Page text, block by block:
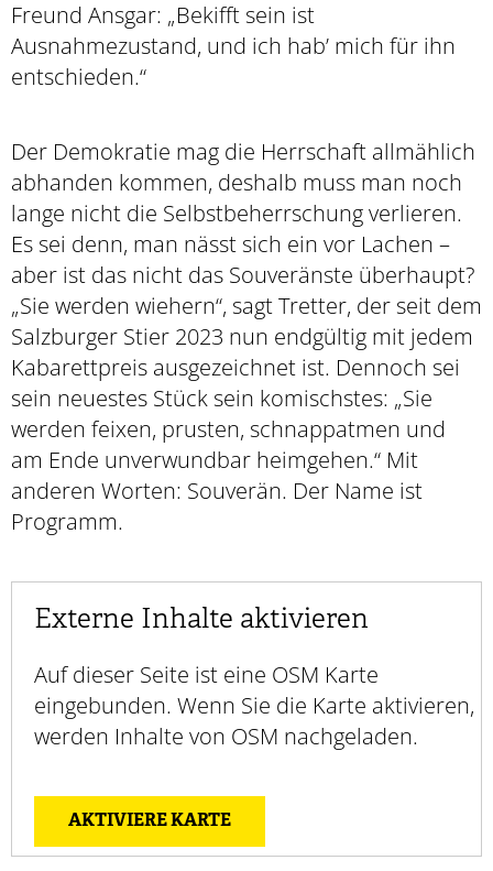
Freund Ansgar: „Bekifft sein ist
Ausnahmezustand, und ich hab’ mich für ihn
entschieden.“
Der Demokratie mag die Herrschaft allmählich
abhanden kommen, deshalb muss man noch
lange nicht die Selbstbeherrschung verlieren.
Es sei denn, man nässt sich ein vor Lachen –
aber ist das nicht das Souveränste überhaupt?
„Sie werden wiehern“, sagt Tretter, der seit dem
Salzburger Stier 2023 nun endgültig mit jedem
Kabarettpreis ausgezeichnet ist. Dennoch sei
sein neuestes Stück sein komischstes: „Sie
werden feixen, prusten, schnappatmen und
am Ende unverwundbar heimgehen.“ Mit
anderen Worten: Souverän. Der Name ist
Programm.
Externe Inhalte aktivieren
Auf dieser Seite ist eine OSM Karte
eingebunden. Wenn Sie die Karte aktivieren,
werden Inhalte von OSM nachgeladen.
AKTIVIERE KARTE